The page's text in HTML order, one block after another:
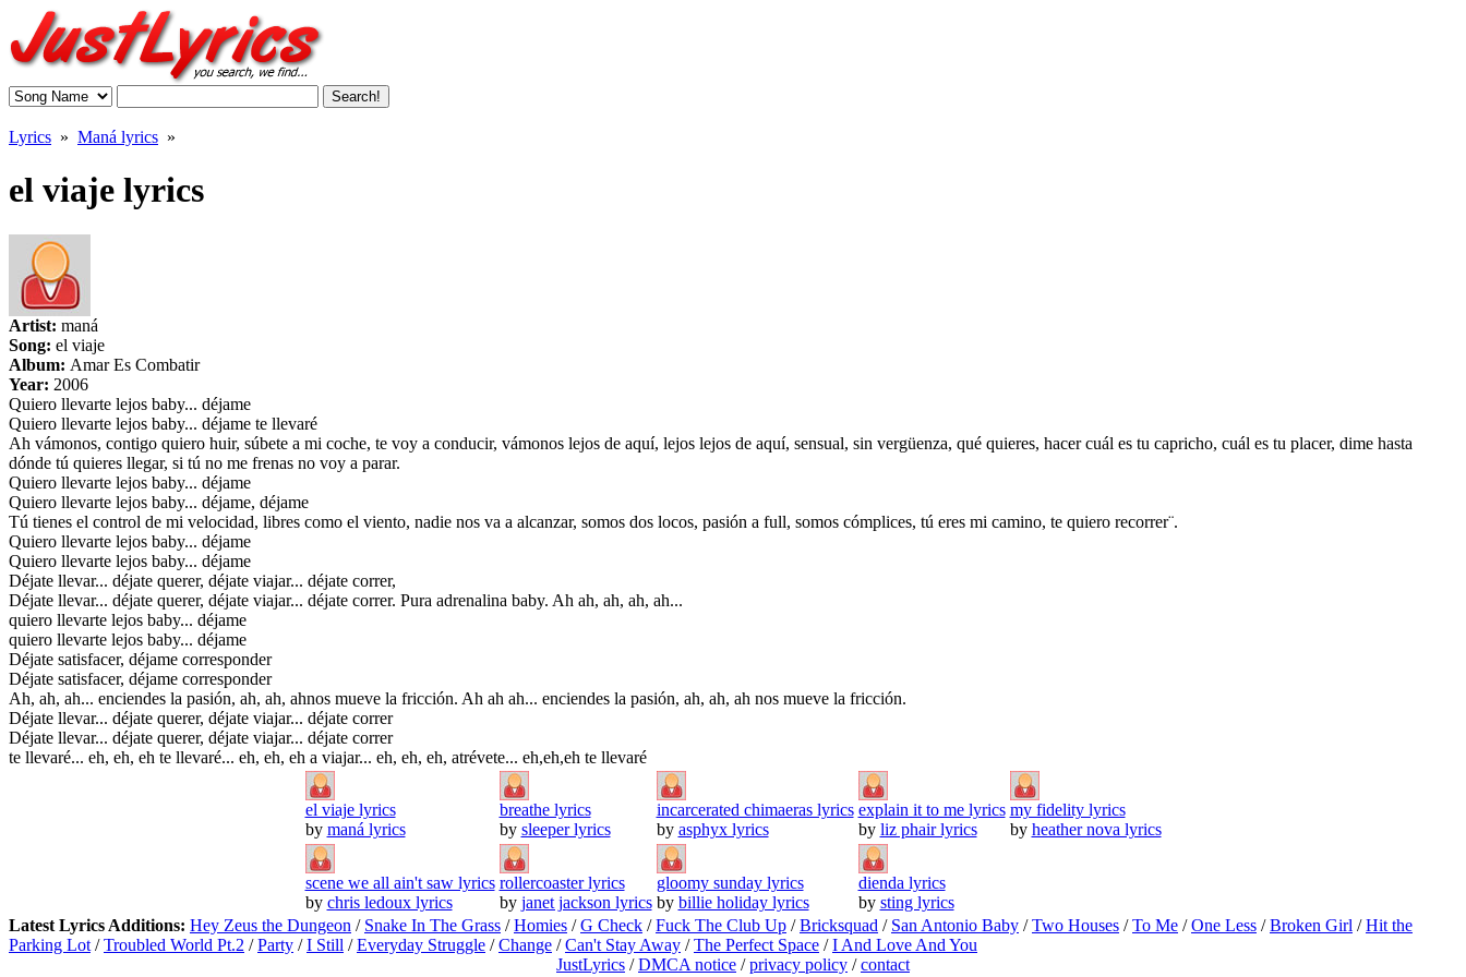
Lyrics » Maná lyrics »
el viaje lyrics
Artist: maná
Song: el viaje
Album: Amar Es Combatir
Year: 2006
Quiero llevarte lejos baby... déjame
Quiero llevarte lejos baby... déjame te llevaré
Ah vámonos, contigo quiero huir, súbete a mi coche, te voy a conducir, vámonos lejos de aquí, lejos lejos de aquí, sensual, sin vergüenza, qué quieres, hacer cuál es tu capricho, cuál es tu placer, dime hasta
dónde tú quieres llegar, si tú no me frenas no voy a parar.
Quiero llevarte lejos baby... déjame
Quiero llevarte lejos baby... déjame, déjame
Tú tienes el control de mi velocidad, libres como el viento, nadie nos va a alcanzar, somos dos locos, pasión a full, somos cómplices, tú eres mi camino, te quiero recorrer¨.
Quiero llevarte lejos baby... déjame
Quiero llevarte lejos baby... déjame
Déjate llevar... déjate querer, déjate viajar... déjate correr,
Déjate llevar... déjate querer, déjate viajar... déjate correr. Pura adrenalina baby. Ah ah, ah, ah, ah...
quiero llevarte lejos baby... déjame
quiero llevarte lejos baby... déjame
Déjate satisfacer, déjame corresponder
Déjate satisfacer, déjame corresponder
Ah, ah, ah... enciendes la pasión, ah, ah, ahnos mueve la fricción. Ah ah ah... enciendes la pasión, ah, ah, ah nos mueve la fricción.
Déjate llevar... déjate querer, déjate viajar... déjate correr
Déjate llevar... déjate querer, déjate viajar... déjate correr
te llevaré... eh, eh, eh te llevaré... eh, eh, eh a viajar... eh, eh, eh, atrévete... eh,eh,eh te llevaré
el viaje lyrics
by maná lyrics
breathe lyrics
by sleeper lyrics
incarcerated chimaeras lyrics
by asphyx lyrics
explain it to me lyrics
by liz phair lyrics
my fidelity lyrics
by heather nova lyrics
scene we all ain't saw lyrics
by chris ledoux lyrics
rollercoaster lyrics
by janet jackson lyrics
gloomy sunday lyrics
by billie holiday lyrics
dienda lyrics
by sting lyrics
Latest Lyrics Additions: Hey Zeus the Dungeon / Snake In The Grass /Homies /G Check /Fuck The Club Up /Bricksquad / San Antonio Baby /Two Houses /To Me /One Less /Broken Girl /Hit the
Parking Lot /Troubled World Pt.2 /Party /I Still /Everyday Struggle /Change /Can't Stay Away /The Perfect Space /I And Love And You
JustLyrics /DMCA notice /privacy policy /contact